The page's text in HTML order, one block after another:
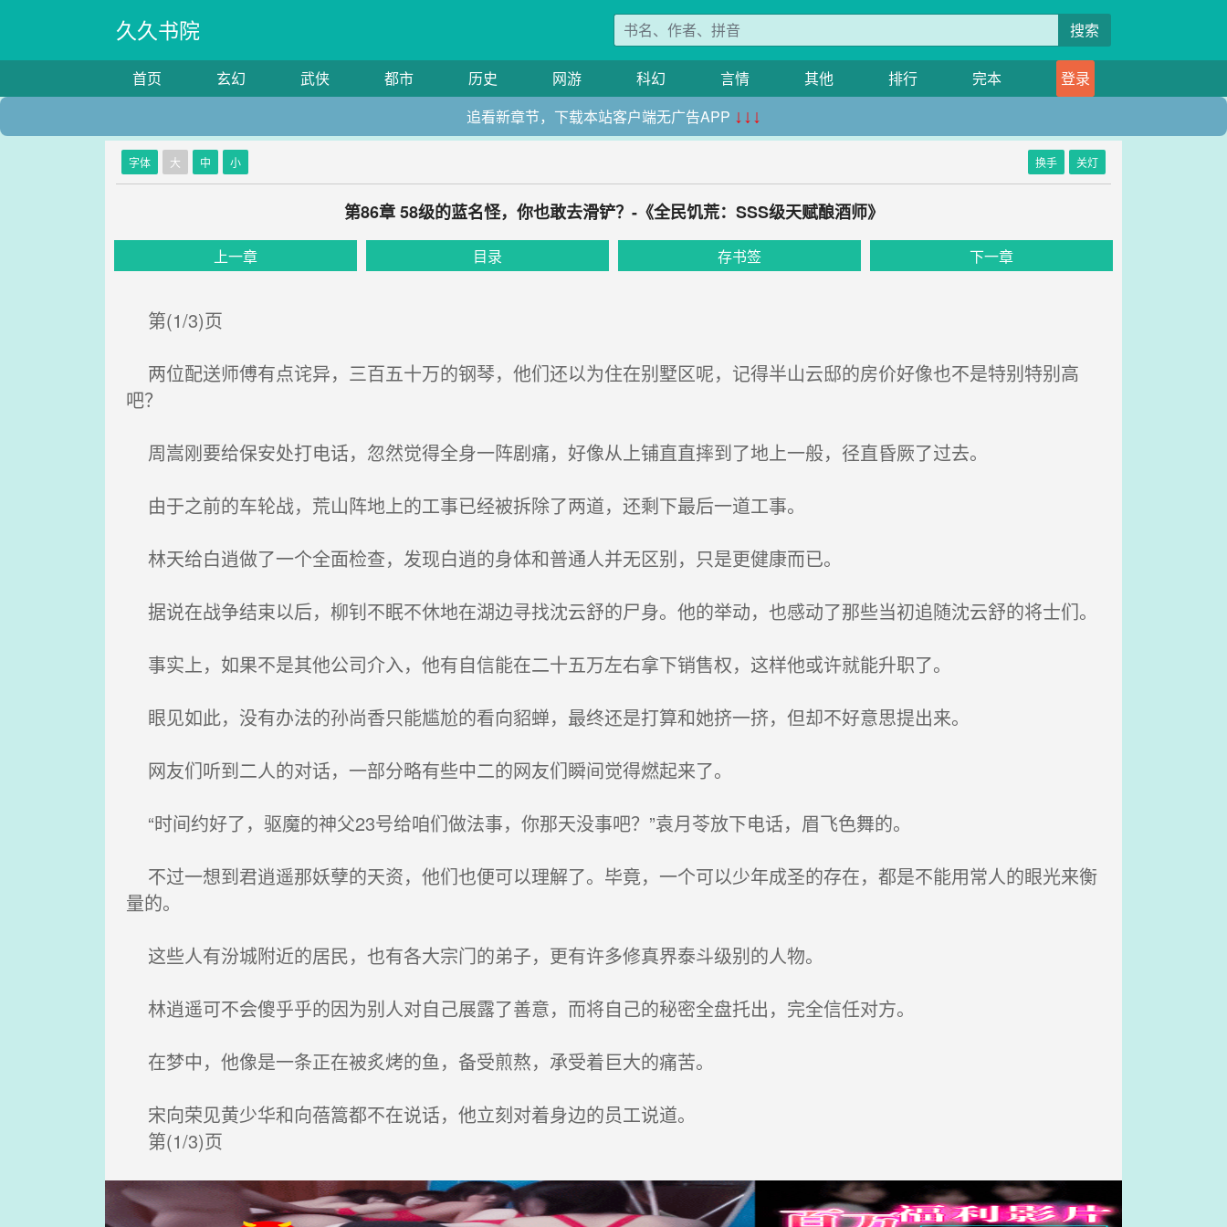
久久书院 搜索
首页 玄幻 武侠 都市 历史 网游 科幻 言情 其他 排行 完本
登录
追看新章节，下载本站客户端无广告APP ↓↓↓
字体 大 中 小 换手 关灯
第86章 58级的蓝名怪，你也敢去滑铲？-《全民饥荒：SSS级天赋酿酒师》
上一章 目录 存书签 下一章
第(1/3)页
两位配送师傅有点诧异，三百五十万的钢琴，他们还以为住在别墅区呢，记得半山云邸的房价好像也不是特别特别高
吧？
周嵩刚要给保安处打电话，忽然觉得全身一阵剧痛，好像从上铺直直摔到了地上一般，径直昏厥了过去。
由于之前的车轮战，荒山阵地上的工事已经被拆除了两道，还剩下最后一道工事。
林天给白逍做了一个全面检查，发现白逍的身体和普通人并无区别，只是更健康而已。
据说在战争结束以后，柳钊不眠不休地在湖边寻找沈云舒的尸身。他的举动，也感动了那些当初追随沈云舒的将士们。
事实上，如果不是其他公司介入，他有自信能在二十五万左右拿下销售权，这样他或许就能升职了。
眼见如此，没有办法的孙尚香只能尴尬的看向貂蝉，最终还是打算和她挤一挤，但却不好意思提出来。
网友们听到二人的对话，一部分略有些中二的网友们瞬间觉得燃起来了。
“时间约好了，驱魔的神父23号给咱们做法事，你那天没事吧？”袁月苓放下电话，眉飞色舞的。
不过一想到君逍遥那妖孽的天资，他们也便可以理解了。毕竟，一个可以少年成圣的存在，都是不能用常人的眼光来衡
量的。
这些人有汾城附近的居民，也有各大宗门的弟子，更有许多修真界泰斗级别的人物。
林逍遥可不会傻乎乎的因为别人对自己展露了善意，而将自己的秘密全盘托出，完全信任对方。
在梦中，他像是一条正在被炙烤的鱼，备受煎熬，承受着巨大的痛苦。
宋向荣见黄少华和向蓓篙都不在说话，他立刻对着身边的员工说道。
第(1/3)页